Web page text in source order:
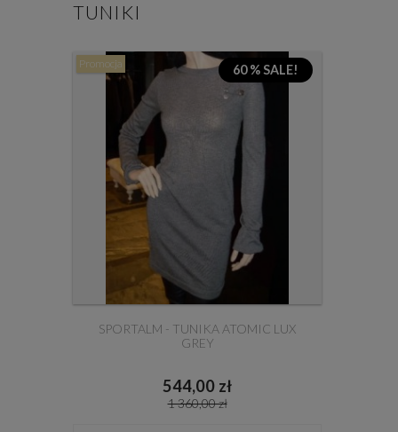
TUNIKI
60 % SALE!
SPORTALM - TUNIKA ATOMIC LUX
GREY
544,00 zł
1 360,00 zł
Promocja